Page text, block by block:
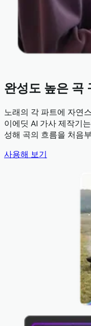
완성도 높은 곡
노래의 각 파트에 자연
이에딧 AI 가사 제작기
성해 곡의 흐름을 처음
사용해 보기